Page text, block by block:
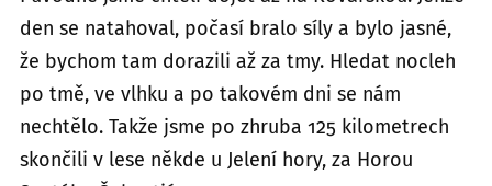
den se natahoval, počasí bralo síly a bylo jasné,
že bychom tam dorazili až za tmy. Hledat nocleh
po tmě, ve vlhku a po takovém dni se nám
nechtělo. Takže jsme po zhruba 125 kilometrech
skončili v lese někde u Jelení hory, za Horou